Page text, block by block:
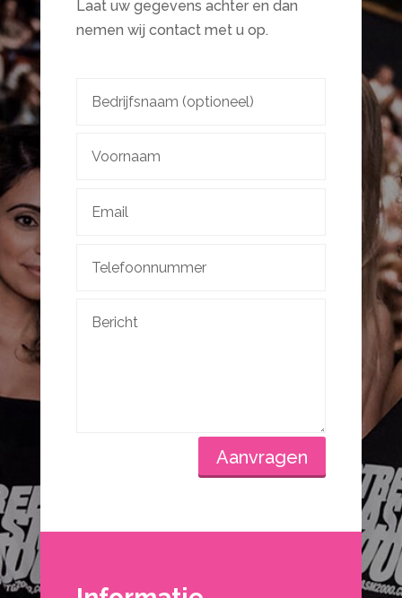
Laat uw gegevens achter en dan
nemen wij contact met u op.
Aanvragen